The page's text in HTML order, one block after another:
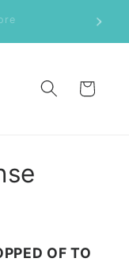
Panier
OF TO